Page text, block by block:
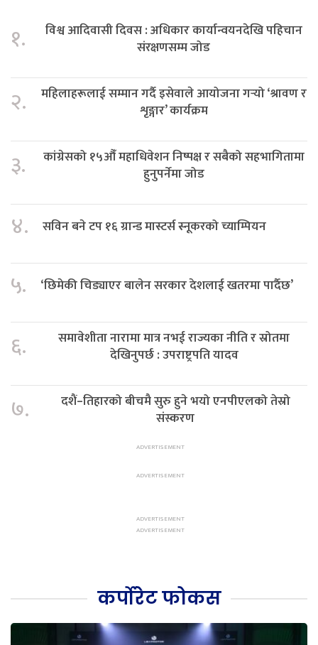
१.
विश्व आदिवासी दिवस : अधिकार कार्यान्वयनदेखि पहिचान
संरक्षणसम्म जोड
२.
महिलाहरूलाई सम्मान गर्दै इसेवाले आयोजना गर्‍यो ‘श्रावण र
शृङ्गार’ कार्यक्रम
३.
कांग्रेसको १५औँ महाधिवेशन निष्पक्ष र सबैको सहभागितामा
हुनुपर्नेमा जोड
४. सविन बने टप १६ ग्रान्ड मास्टर्स स्नूकरको च्याम्पियन
५. ‘छिमेकी चिड्याएर बालेन सरकार देशलाई खतरमा पार्दैछ’
६.
समावेशीता नारामा मात्र नभई राज्यका नीति र स्रोतमा
देखिनुपर्छ : उपराष्ट्रपति यादव
७.
दशैं–तिहारको बीचमै सुरु हुने भयो एनपीएलको तेस्रो
संस्करण
कर्पोरेट फोकस